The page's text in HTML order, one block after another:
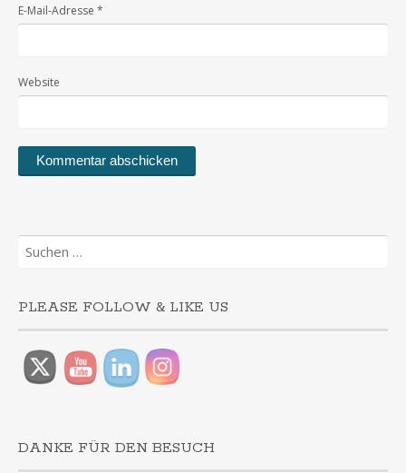
E-Mail-Adresse *
Website
Suchen
nach:
PLEASE FOLLOW & LIKE US
DANKE FÜR DEN BESUCH